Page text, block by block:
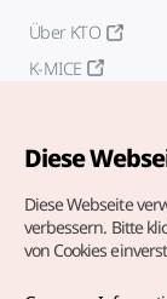
Über KTO
K-MICE
Diese
Diese Webseite
verbessern. Bitte
von Cookies